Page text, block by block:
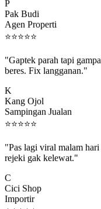
Pak Budi
Agen Properti
⭐⭐⭐⭐⭐
beres. Fix langganan."
Kang Ojol
Sampingan Jualan
⭐⭐⭐⭐⭐
rejeki gak kelewat."
Cici Shop
Importir
⭐⭐⭐⭐⭐